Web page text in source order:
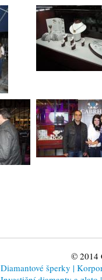
© 2014
Diamantové šperky |